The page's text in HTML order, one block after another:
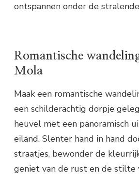
ontspannen onder de
Romantische
Mola
Maak een romantische
een schilderachtig dorpje
heuvel met een panoramisch
eiland. Slenter hand in hand
straatjes, bewonder de
geniet van de rust en de stilte